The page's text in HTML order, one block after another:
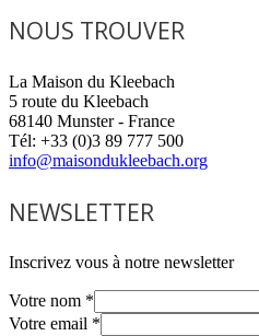
NOUS TROUVER
La Maison du Kleebach
5 route du Kleebach
68140 Munster - France
Tél: +33 (0)3 89 777 500
info@maisondukleebach.org
NEWSLETTER
Inscrivez vous à notre newsletter
Votre nom *
Votre email *